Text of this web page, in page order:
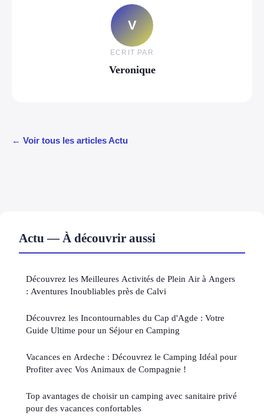
V
ECRIT PAR
Veronique
← Voir tous les articles Actu
Actu — À découvrir aussi
Découvrez les Meilleures Activités de Plein Air à Angers
: Aventures Inoubliables près de Calvi
Découvrez les Incontournables du Cap d'Agde : Votre
Guide Ultime pour un Séjour en Camping
Vacances en Ardeche : Découvrez le Camping Idéal pour
Profiter avec Vos Animaux de Compagnie !
Top avantages de choisir un camping avec sanitaire privé
pour des vacances confortables